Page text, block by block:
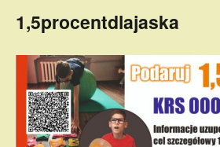
1,5procentdlajaska